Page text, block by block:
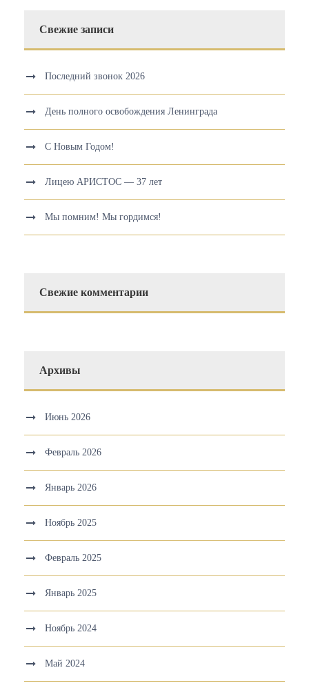
Свежие записи
Последний звонок 2026
День полного освобождения Ленинграда
С Новым Годом!
Лицею АРИСТОС — 37 лет
Мы помним! Мы гордимся!
Свежие комментарии
Архивы
Июнь 2026
Февраль 2026
Январь 2026
Ноябрь 2025
Февраль 2025
Январь 2025
Ноябрь 2024
Май 2024